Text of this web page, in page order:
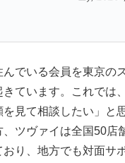
でいる会員を東京の
きています。これでは
見て相談したい」と
ツヴァイは全国50店
おり、地方でも対面サ